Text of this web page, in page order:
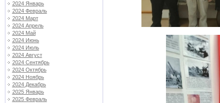
2024 Январь
2024 Февраль
2024 Март
2024 Апрель
2024 Май
2024 Июнь
2024 Июль
2024 Август
2024 Сентябрь
2024 Октябрь
2024 Ноябрь
2024 Декабрь
2025 Январь
2025 Февраль